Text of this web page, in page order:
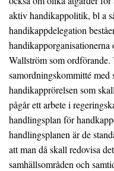
aktiv handikappolitik, bl a
handikappdelegation
Wallström som
samordningskommitté med
handikapprörelsen som
pågår ett arbete i
handlingsplan för
handlingsplanen är de
att man då skall redovisa
samhällsområden och